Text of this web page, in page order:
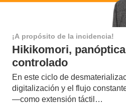
¡A propósito de la incidencia!
Hikikomori,
controlado
En este ciclo de
digitalización y el flujo
—como extensión táctil…